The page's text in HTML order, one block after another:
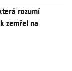
rozumí
zemřel na